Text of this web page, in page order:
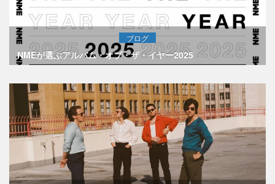
ブログ
NMEが選ぶアルバム・オブ・ザ・イヤー2025